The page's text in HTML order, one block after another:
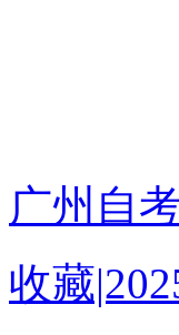
广州自
收藏